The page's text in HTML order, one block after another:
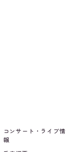
コンサート・ライブ情
報